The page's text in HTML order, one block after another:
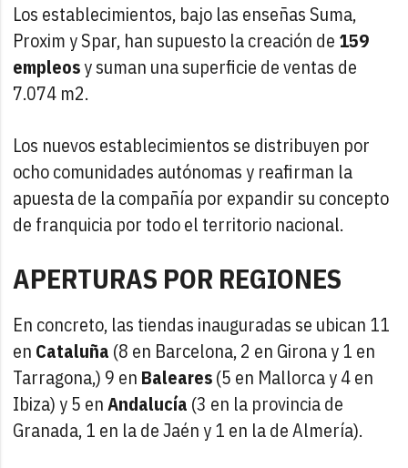
Los establecimientos, bajo las enseñas Suma,
Proxim y Spar, han supuesto la creación de 159
empleosy suman una superficie de ventas de
7.074 m2.
Los nuevos establecimientos se distribuyen por
ocho comunidades autónomas y reafirman la
apuesta de la compañía por expandir su concepto
de franquicia por todo el territorio nacional.
APERTURAS POR REGIONES
En concreto, las tiendas inauguradas se ubican 11
en Cataluña (8 en Barcelona, 2 en Girona y 1 en
Tarragona,) 9 en Baleares(5 en Mallorca y 4 en
Ibiza) y 5 enAndalucía (3 en la provincia de
Granada, 1 en la de Jaén y 1 en la de Almería).